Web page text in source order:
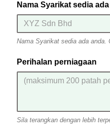
Nama Syarikat sedia ada
Nama Syarikat sedia ada anda.
Perihalan perniagaan
Sila terangkan dengan lebih